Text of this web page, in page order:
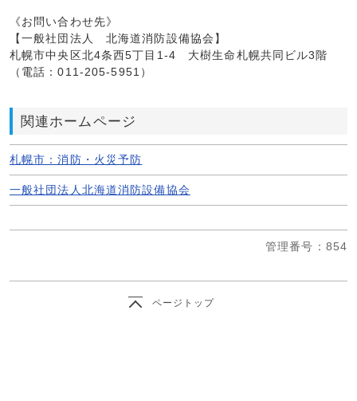
《お問い合わせ先》
【一般社団法人 北海道消防設備協会】
札幌市中央区北4条西5丁目1-4 大樹生命札幌共同ビル3階
（電話：011-205-5951）
関連ホームページ
札幌市：消防・火災予防
一般社団法人北海道消防設備協会
管理番号 ：854
ページトップ